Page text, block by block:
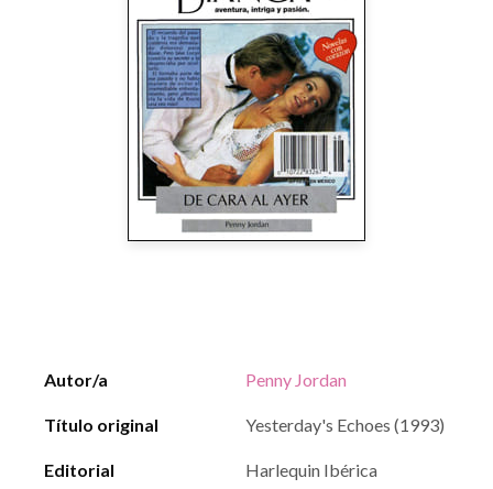
Autor/a Penny Jordan
Título original Yesterday's Echoes (1993)
Editorial Harlequin Ibérica